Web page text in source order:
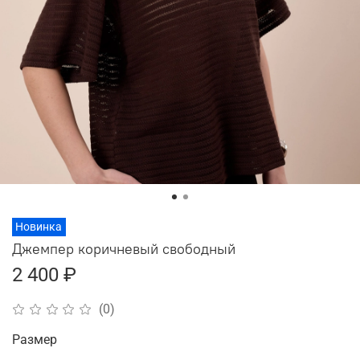
Новинка
(0)
Джемпер коричневый свободный
2 400 ₽
Размер